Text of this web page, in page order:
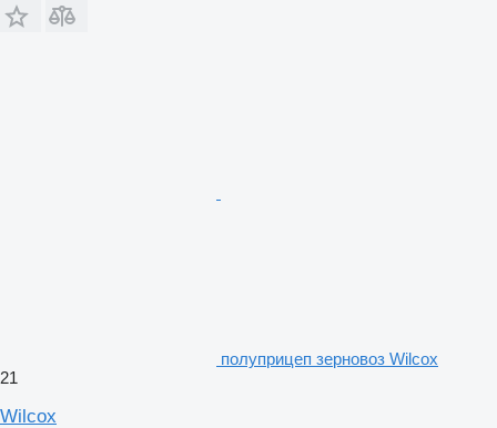
полуприцеп зерновоз Wilcox
21
Wilcox